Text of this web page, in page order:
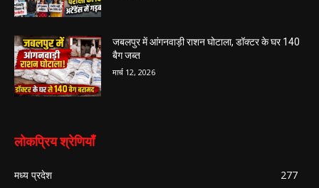
जबलपुर में आंगनवाड़ी राशन घोटाला, डॉक्टर के घर 140
बैग जब्त
मार्च 12, 2026
लोकप्रिय श्रेणियाँ
मध्य प्रदेश
277